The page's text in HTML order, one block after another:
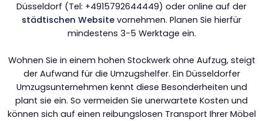
Düsseldorf (Tel: +4915792644449) oder online auf der
städtischen Website vornehmen. Planen Sie hierfür
mindestens 3-5 Werktage ein.
Wohnen Sie in einem hohen Stockwerk ohne Aufzug, steigt
der Aufwand für die Umzugshelfer. Ein Düsseldorfer
Umzugsunternehmen kennt diese Besonderheiten und
plant sie ein. So vermeiden Sie unerwartete Kosten und
können sich auf einen reibungslosen Transport Ihrer Möbel